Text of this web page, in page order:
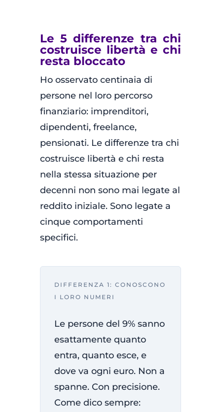
Le 5 differenze tra chi
costruisce libertà e chi
resta bloccato
Ho osservato centinaia di
persone nel loro percorso
finanziario: imprenditori,
dipendenti, freelance,
pensionati. Le differenze tra chi
costruisce libertà e chi resta
nella stessa situazione per
decenni non sono mai legate al
reddito iniziale. Sono legate a
cinque comportamenti
specifici.
DIFFERENZA 1: CONOSCONO
I LORO NUMERI
Le persone del 9% sanno
esattamente quanto
entra, quanto esce, e
dove va ogni euro. Non a
spanne. Con precisione.
Come dico sempre: